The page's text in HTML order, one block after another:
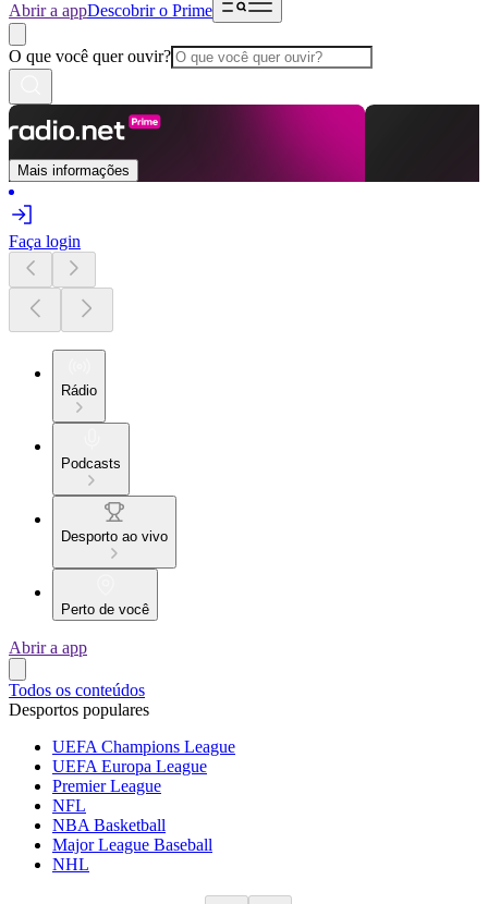
Abrir a appDescobrir o Prime
O que você quer ouvir?
Mais informações
Faça login
Rádio
Podcasts
Desporto ao vivo
Perto de você
Abrir a app
Todos os conteúdos
Desportos populares
UEFA Champions League
UEFA Europa League
Premier League
NFL
NBA Basketball
Major League Baseball
NHL